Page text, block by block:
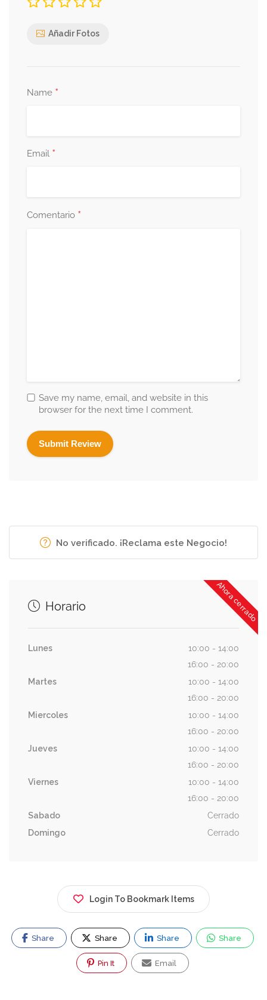
Añadir Fotos
Name *
Email *
Comentario *
Save my name, email, and website in this
browser for the next time I comment.
No verificado. ¡Reclama este Negocio!
Ahora cerrado
Horario
Lunes
10:00 - 14:00
16:00 - 20:00
Martes
10:00 - 14:00
16:00 - 20:00
Miercoles
10:00 - 14:00
16:00 - 20:00
Jueves
10:00 - 14:00
16:00 - 20:00
Viernes
10:00 - 14:00
16:00 - 20:00
Sabado
Cerrado
Domingo
Cerrado
Login To Bookmark Items
Share Share Share Share
Pin It Email